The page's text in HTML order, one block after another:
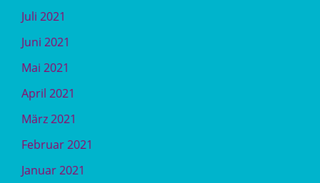
Juli 2021
Juni 2021
Mai 2021
April 2021
März 2021
Februar 2021
Januar 2021